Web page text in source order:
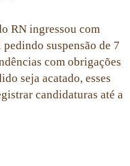
RN ingressou com
suspensão de 7
com obrigações
seja acatado, esses
candidaturas até a